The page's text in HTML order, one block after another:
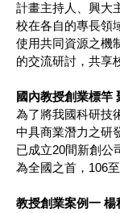
計畫主持人、興大
校在各自的專長領
使用共同資源之機
的交流研討，共享
國內教授創業標竿
為了將我國科研技
中具商業潛力之研
已成立20間新創公
為全國之首，106
教授創業案例一